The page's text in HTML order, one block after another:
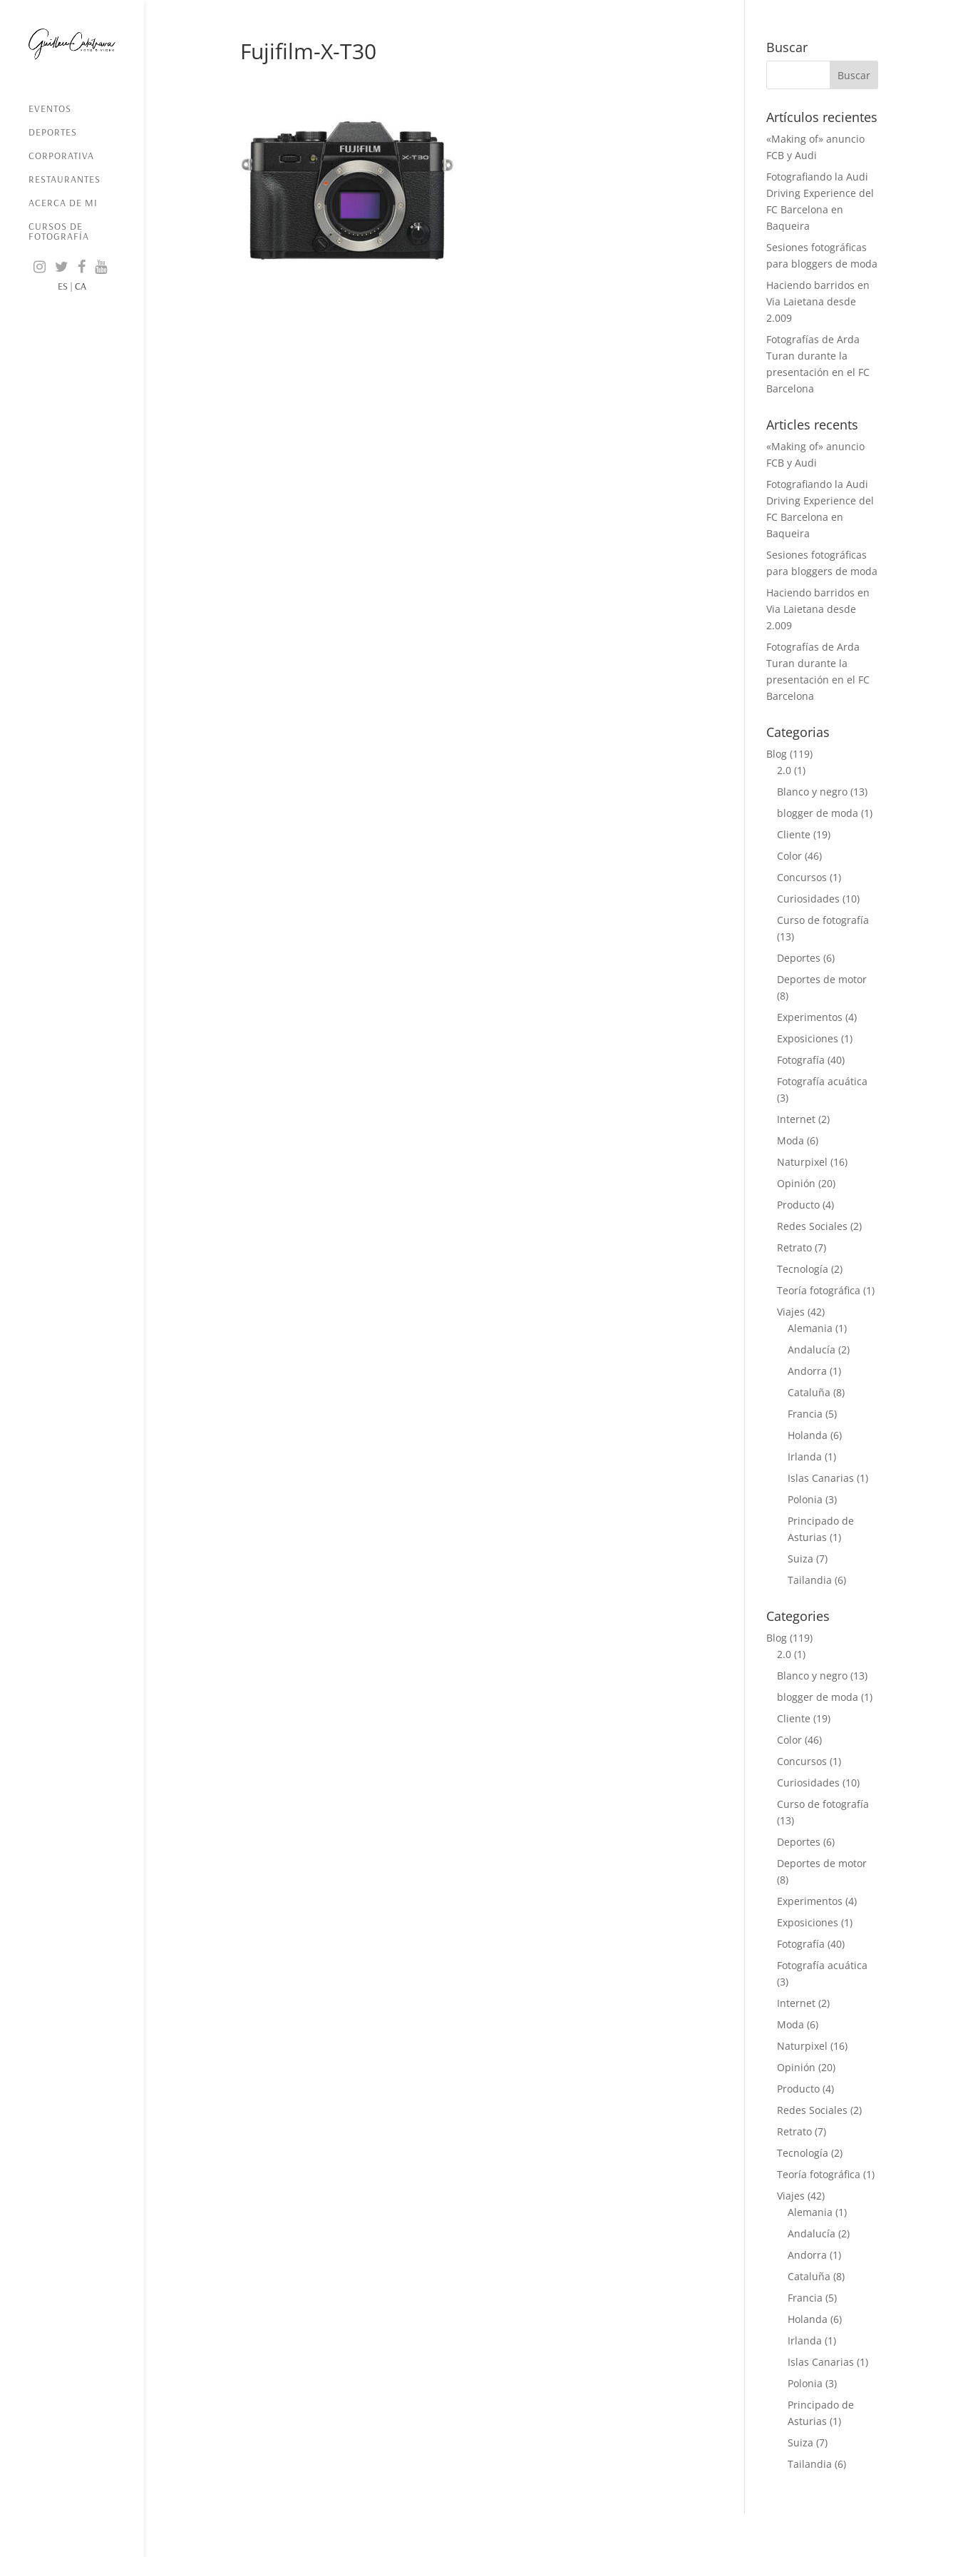
EVENTOS
DEPORTES
CORPORATIVA
RESTAURANTES
ACERCA DE MI
CURSOS DE
FOTOGRAFÍA
ES| CA
Fujifilm-X-T30 Buscar
Artículos recientes
«Making of» anuncio
FCB y Audi
Fotografiando la Audi
Driving Experience del
FC Barcelona en
Baqueira
Sesiones fotográficas
para bloggers de moda
Haciendo barridos en
Via Laietana desde
2.009
Fotografías de Arda
Turan durante la
presentación en el FC
Barcelona
Articles recents
«Making of» anuncio
FCB y Audi
Fotografiando la Audi
Driving Experience del
FC Barcelona en
Baqueira
Sesiones fotográficas
para bloggers de moda
Haciendo barridos en
Via Laietana desde
2.009
Fotografías de Arda
Turan durante la
presentación en el FC
Barcelona
Categorias
Blog (119)
2.0 (1)
Blanco y negro (13)
blogger de moda (1)
Cliente (19)
Color (46)
Concursos (1)
Curiosidades (10)
Curso de fotografía
(13)
Deportes (6)
Deportes de motor
(8)
Experimentos (4)
Exposiciones (1)
Fotografía (40)
Fotografía acuática
(3)
Internet (2)
Moda (6)
Naturpixel (16)
Opinión (20)
Producto (4)
Redes Sociales (2)
Retrato (7)
Tecnología (2)
Teoría fotográfica (1)
Viajes (42)
Alemania (1)
Andalucía (2)
Andorra (1)
Cataluña (8)
Francia (5)
Holanda (6)
Irlanda (1)
Islas Canarias (1)
Polonia (3)
Principado de
Asturias (1)
Suiza (7)
Tailandia (6)
Categories
Blog (119)
2.0 (1)
Blanco y negro (13)
blogger de moda (1)
Cliente (19)
Color (46)
Concursos (1)
Curiosidades (10)
Curso de fotografía
(13)
Deportes (6)
Deportes de motor
(8)
Experimentos (4)
Exposiciones (1)
Fotografía (40)
Fotografía acuática
(3)
Internet (2)
Moda (6)
Naturpixel (16)
Opinión (20)
Producto (4)
Redes Sociales (2)
Retrato (7)
Tecnología (2)
Teoría fotográfica (1)
Viajes (42)
Alemania (1)
Andalucía (2)
Andorra (1)
Cataluña (8)
Francia (5)
Holanda (6)
Irlanda (1)
Islas Canarias (1)
Polonia (3)
Principado de
Asturias (1)
Suiza (7)
Tailandia (6)